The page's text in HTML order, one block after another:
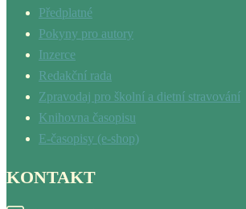
Předplatné
Pokyny pro autory
Inzerce
Redakční rada
Zpravodaj pro školní a dietní stravování
Knihovna časopisu
E-časopisy (e-shop)
KONTAKT